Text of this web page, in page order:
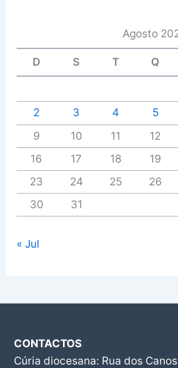
Agosto
D S T Q
2
3 4 5
9
10 11 12
16
17 18 19
23
24 25 26
30
31
« Jul
CONTACTOS
Cúria diocesana: Rua dos